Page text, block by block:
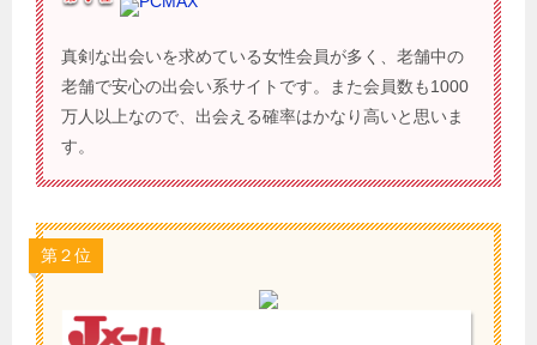
真剣な出会いを求めている女性会員が多く、老舗中の
老舗で安心の出会い系サイトです。また会員数も1000
万人以上なので、出会える確率はかなり高いと思いま
す。
第２位